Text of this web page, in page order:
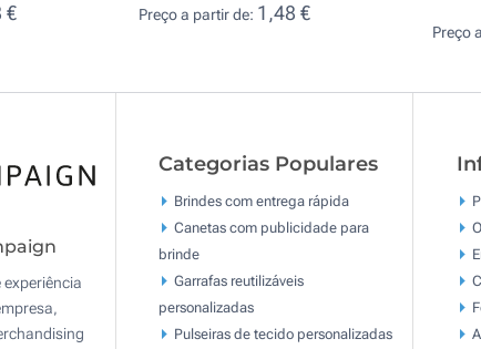
€ Preço a partir de: 1,48 €
Preço
Categorias Populares
Brindes com entrega rápida
Canetas com publicidade para
brinde
Garrafas reutilizáveis
personalizadas
Pulseiras de tecido personalizadas